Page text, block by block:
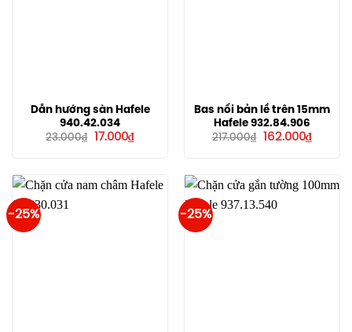
Dẫn hướng sàn Hafele
940.42.034
23.000₫
Giá
17.000₫Giá
Bas nối bản lề trên 15mm
Hafele 932.84.906
217.000₫
Giá
162.000₫Giá
-25% -25%